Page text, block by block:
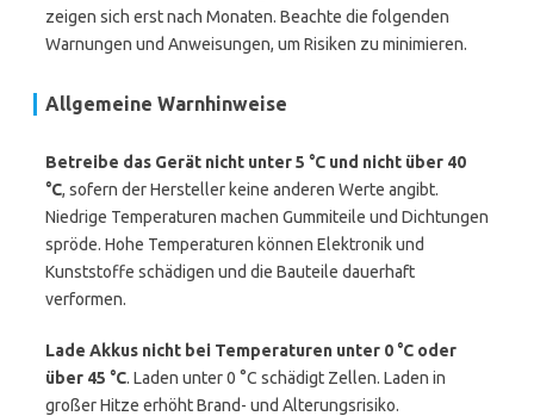
zeigen sich erst nach Monaten. Beachte die folgenden
Warnungen und Anweisungen, um Risiken zu minimieren.
Allgemeine Warnhinweise
Betreibe das Gerät nicht unter 5 °C und nicht über 40
°C, sofern der Hersteller keine anderen Werte angibt.
Niedrige Temperaturen machen Gummiteile und Dichtungen
spröde. Hohe Temperaturen können Elektronik und
Kunststoffe schädigen und die Bauteile dauerhaft
verformen.
Lade Akkus nicht bei Temperaturen unter 0 °C oder
über 45 °C. Laden unter 0 °C schädigt Zellen. Laden in
großer Hitze erhöht Brand- und Alterungsrisiko.